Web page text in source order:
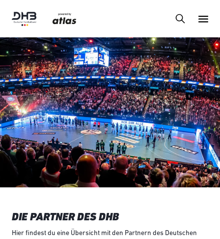
DIE PARTNER DES DHB
Hier findest du eine Übersicht mit den Partnern des Deutschen